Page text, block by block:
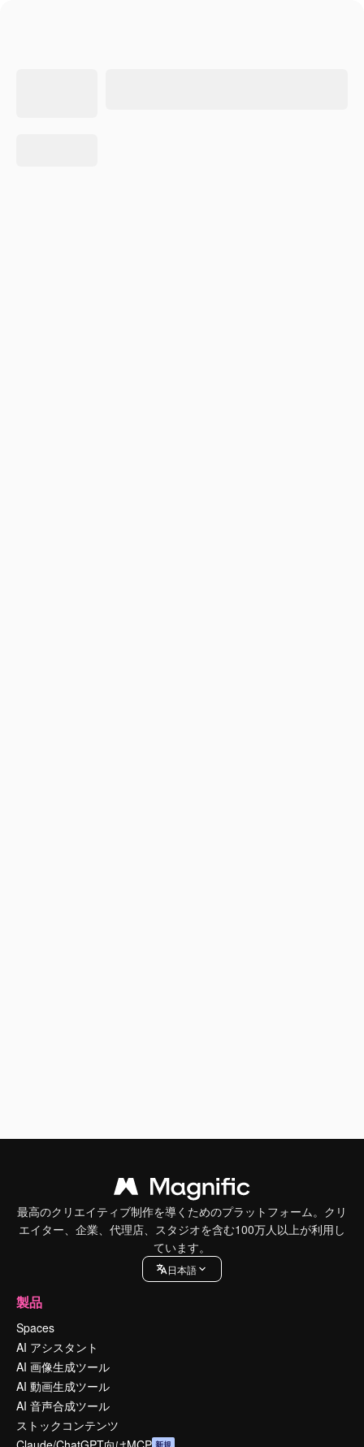
最高のクリエイティブ制作を導くためのプラットフォーム。クリ
エイター、企業、代理店、スタジオを含む100万人以上が利用し
ています。
日本語
製品
Spaces
AI アシスタント
AI 画像生成ツール
AI 動画生成ツール
AI 音声合成ツール
ストックコンテンツ
新規